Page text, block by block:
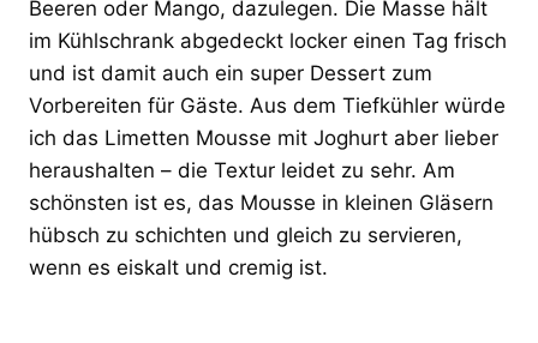
Beeren oder Mango, dazulegen. Die Masse hält
im Kühlschrank abgedeckt locker einen Tag frisch
und ist damit auch ein super Dessert zum
Vorbereiten für Gäste. Aus dem Tiefkühler würde
ich das Limetten Mousse mit Joghurt aber lieber
heraushalten – die Textur leidet zu sehr. Am
schönsten ist es, das Mousse in kleinen Gläsern
hübsch zu schichten und gleich zu servieren,
wenn es eiskalt und cremig ist.